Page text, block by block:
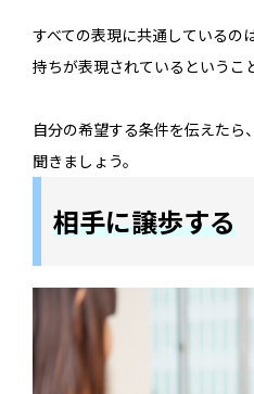
すべての表現に共通しているの
持ちが表現されているというこ
自分の希望する条件を伝えたら
聞きましょう。
相手に譲歩する